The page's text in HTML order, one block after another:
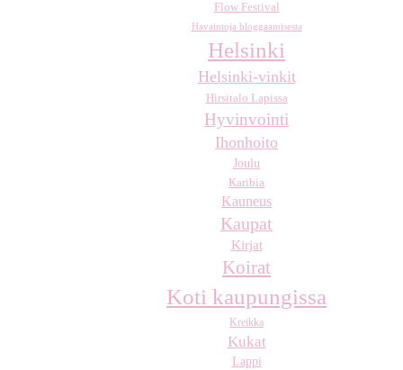
Flow Festival
Havaintoja bloggaamisesta
Helsinki
Helsinki-vinkit
Hirsitalo Lapissa
Hyvinvointi
Ihonhoito
Joulu
Karibia
Kauneus
Kaupat
Kirjat
Koirat
Koti kaupungissa
Kreikka
Kukat
Lappi